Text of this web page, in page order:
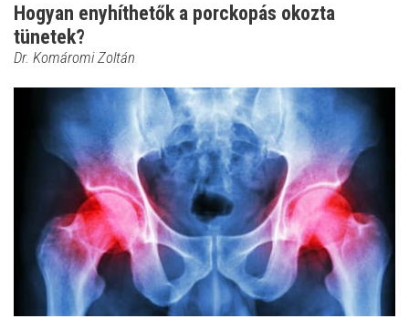
Hogyan enyhíthetők a porckopás okozta
tünetek?
Dr. Komáromi Zoltán